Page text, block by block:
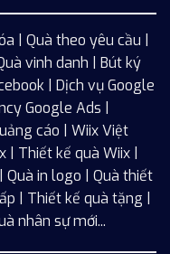
| Quà theo yêu cầu |
vinh danh | Bút ký
| Dịch vụ Google
Google Ads |
cáo | WiixViệt
Thiết kế quà Wiix |
in logo | Quà thiết
| Thiết kế quà tặng |
nhân sự mới...